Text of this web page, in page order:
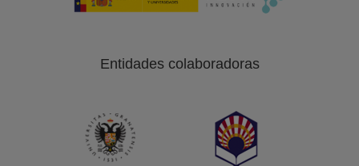
Entidades colaboradoras